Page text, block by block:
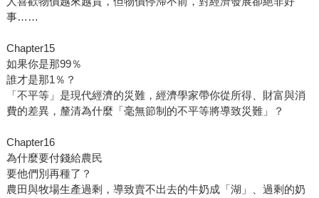
事……
Chapter15
如果你是那99％
誰才是那1％？
「不平等」是現代經濟的災難，經濟學家帶你從所得、財富與消
費的差異，釐清為什麼「毫無節制的不平等將導致災難」？
Chapter16
為什麼要付錢給農民
要他們別再種了？
農田與牧場生產過剩，導致賣不出去的牛奶成「湖」、過剩的奶